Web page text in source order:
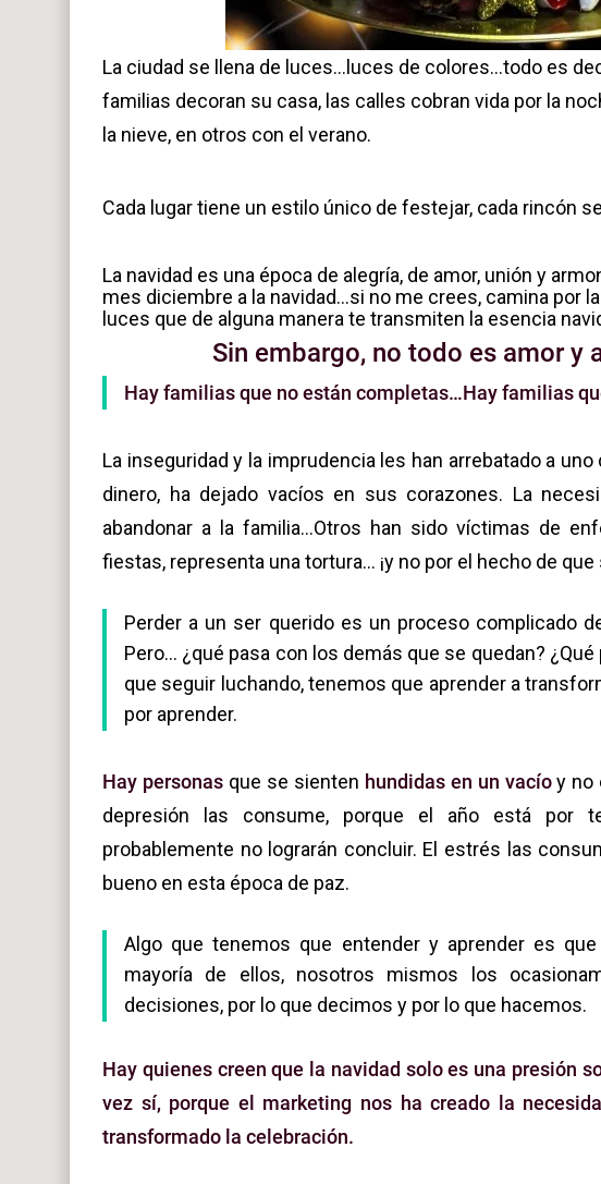
La ciudad se llena de luces…luces de colores…todo es
familias decoran su casa, las calles cobran vida por la
la nieve, en otros con el verano.
Cada lugar tiene un estilo único de festejar, cada rincón
La navidad es una época de alegría, de amor, unión y
mes diciembre a la navidad…si no me crees, camina por
luces que de alguna manera te transmiten la esencia
Sin embargo, no todo es amor y
Hay familias que no están completas…Hay familias
La inseguridad y la imprudencia les han arrebatado a
dinero, ha dejado vacíos en sus corazones. La
abandonar a la familia…Otros han sido víctimas de
fiestas, representa una tortura… ¡y no por el hecho de que
Perder a un ser querido es un proceso complicado
Pero… ¿qué pasa con los demás que se quedan?
que seguir luchando, tenemos que aprender a
por aprender.
Hay personas que se sienten hundidas en un vacíoy no
depresión las consume, porque el año está por
probablemente no lograrán concluir. El estrés las
bueno en esta época de paz.
Algo que tenemos que entender y aprender es
mayoría de ellos, nosotros mismos los
decisiones, por lo que decimos y por lo que hacemos.
Hay quienes creen que la navidad solo es una presión
vez sí, porque el marketing nos ha creado la
transformado la celebración.